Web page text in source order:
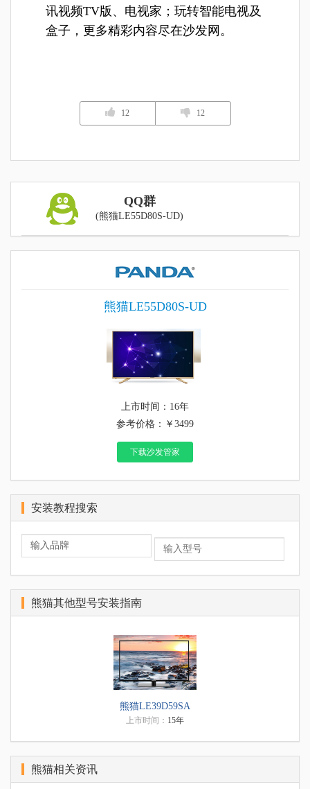
讯视频TV版 、 电视家 ；玩转智能电视及
盒子，更多精彩内容尽在沙发网。
12 12
QQ群
(熊猫LE55D80S-UD)
熊猫LE55D80S-UD
上市时间：16年
参考价格：￥3499
下载沙发管家
安装教程搜索
熊猫其他型号安装指南
熊猫LE39D59SA
上市时间： 15年
熊猫相关资讯